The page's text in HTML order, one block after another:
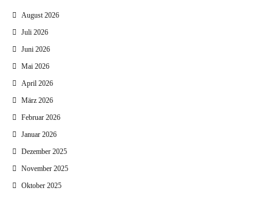
August 2026
Juli 2026
Juni 2026
Mai 2026
April 2026
März 2026
Februar 2026
Januar 2026
Dezember 2025
November 2025
Oktober 2025